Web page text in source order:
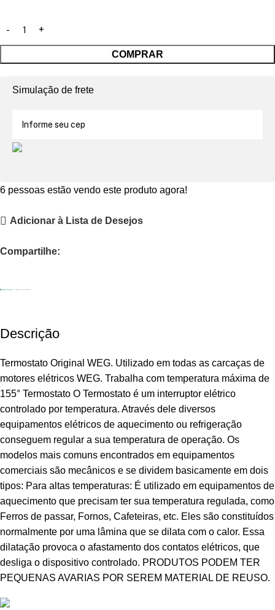
COMPRAR
Simulação de frete
6 pessoas estão vendo este produto agora!
Adicionar à Lista de Desejos
Compartilhe:
Descrição
Termostato Original WEG. Utilizado em todas as carcaças de
motores elétricos WEG. Trabalha com temperatura máxima de
155° Termostato O Termostato é um interruptor elétrico
controlado por temperatura. Através dele diversos
equipamentos elétricos de aquecimento ou refrigeração
conseguem regular a sua temperatura de operação. Os
modelos mais comuns encontrados em equipamentos
comerciais são mecânicos e se dividem basicamente em dois
tipos: Para altas temperaturas: É utilizado em equipamentos de
aquecimento que precisam ter sua temperatura regulada, como
Ferros de passar, Fornos, Cafeteiras, etc. Eles são constituídos
normalmente por uma lâmina que se dilata com o calor. Essa
dilatação provoca o afastamento dos contatos elétricos, que
desliga o dispositivo controlado. PRODUTOS PODEM TER
PEQUENAS AVARIAS POR SEREM MATERIAL DE REUSO.